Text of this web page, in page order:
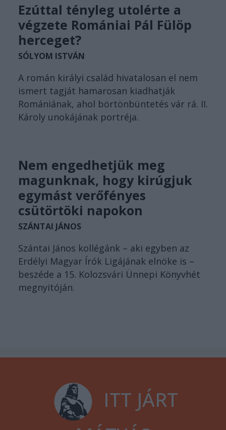
Ezúttal tényleg utolérte a
végzete Romániai Pál Fülöp
herceget?
SÓLYOM ISTVÁN
A román királyi család hivatalosan el nem
ismert tagját hamarosan kiadhatják
Romániának, ahol börtönbüntetés vár rá. II.
Károly unokájának portréja.
Nem engedhetjük meg
magunknak, hogy kirúgjuk
egymást verőfényes
csütörtöki napokon
SZÁNTAI JÁNOS
Szántai János kollégánk – aki egyben az
Erdélyi Magyar Írók Ligájának elnöke is –
beszéde a 15. Kolozsvári Ünnepi Könyvhét
megnyitóján.
ITT JÁRT